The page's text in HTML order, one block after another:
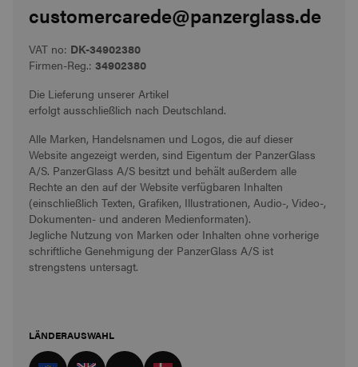
customercarede@panzerglass.de
VAT no: DK-34902380
Firmen-Reg.: 34902380
Die Lieferung unserer Artikel
erfolgt ausschließlich nach Deutschland.
Alle Marken, Handelsnamen und Logos, die auf dieser
Website angezeigt werden, sind Eigentum der PanzerGlass
A/S. PanzerGlass A/S besitzt und behält außerdem alle
Rechte an den auf der Website verfügbaren Inhalten
(einschließlich Texten, Grafiken, Illustrationen, Audio-, Video-,
Dokumenten- und anderen Medienformaten).
Jegliche Nutzung von Marken oder Inhalten ohne vorherige
schriftliche Genehmigung der PanzerGlass A/S ist
strengstens untersagt.
LÄNDERAUSWAHL